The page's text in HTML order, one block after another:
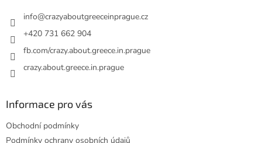
info@crazyaboutgreeceinprague.cz
+420 731 662 904
fb.com/crazy.about.greece.in.prague
crazy.about.greece.in.prague
Informace pro vás
Obchodní podmínky
Podmínky ochrany osobních údajů